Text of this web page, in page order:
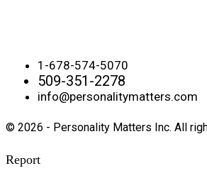
1-678-574-5070
509-351-2278
info@personalitymatters.com
© 2026 - Personality Matters Inc. All
Report